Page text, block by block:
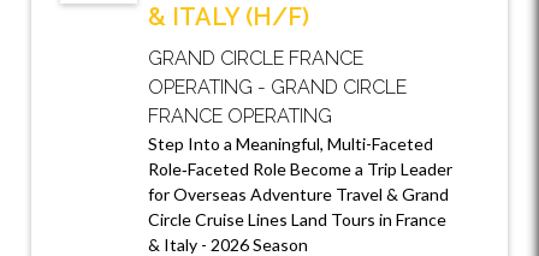
& ITALY (H/F)
GRAND CIRCLE FRANCE
OPERATING - GRAND CIRCLE
FRANCE OPERATING
Step Into a Meaningful, Multi-Faceted
Role‑Faceted Role Become a Trip Leader
for Overseas Adventure Travel & Grand
Circle Cruise Lines Land Tours in France
& Italy - 2026 Season